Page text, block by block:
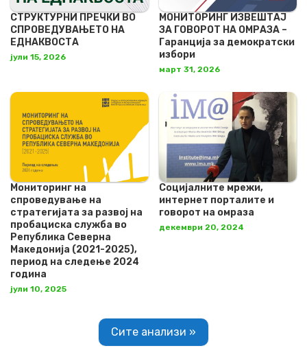
СТРУКТУРНИ ПРЕЧКИ ВО
СПРОВЕДУВАЊЕТО НА
ЕДНАКВОСТА
јули 15, 2026
МОНИТОРИНГ ИЗВЕШТАЈ
ЗА ГОВОРОТ НА ОМРАЗА –
Гаранција за демократски
избори
март 31, 2026
Мониторинг на
спроведување на
стратегијата за развој на
пробациска служба во
Република Северна
Македонија (2021-2025),
период на следење 2024
година
јули 10, 2025
Социјалните мрежи,
интернет порталите и
говорот на омраза
декември 20, 2024
Сите анализи »